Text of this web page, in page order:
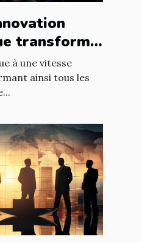
transforme
à l'échelle
à une vitesse
ainsi tous les